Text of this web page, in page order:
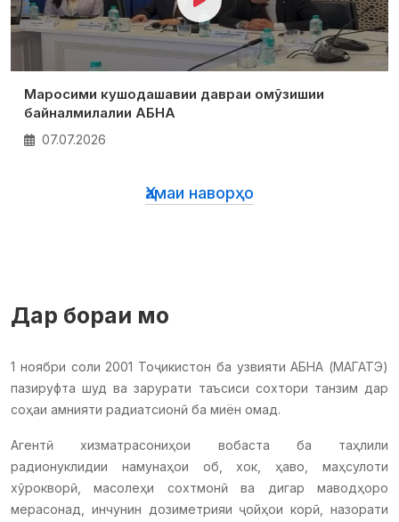
Маросими кушодашавии давраи омӯзишии
байналмилалии АБНА
07.07.2026
Ҳамаи наворҳо
Дар бораи мо
1 ноябри соли 2001 Тоҷикистон ба узвияти АБНА (МАГАТЭ)
пазируфта шуд ва зарурати таъсиси сохтори танзим дар
соҳаи амнияти радиатсионӣ ба миён омад.
Агентӣ хизматрасониҳои вобаста ба таҳлили
радионуклидии намунаҳои об, хок, ҳаво, маҳсулоти
хӯрокворӣ, масолеҳи сохтмонӣ ва дигар маводҳоро
мерасонад, инчунин дозиметрияи ҷойҳои корӣ, назорати